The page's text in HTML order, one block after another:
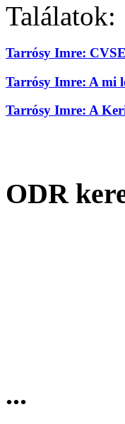
Találatok:
Tarrósy Imre:
Tarrósy Imre: A mi
Tarrósy Imre: A
ODR
...